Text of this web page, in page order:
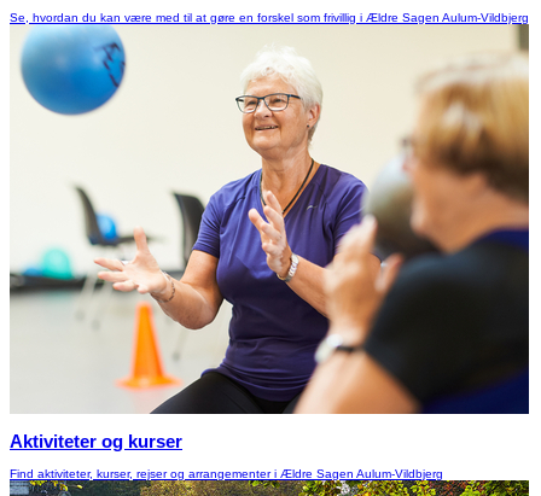
Se, hvordan du kan være med til at gøre en forskel som frivillig i Ældre Sagen Aulum-Vildbjerg
Aktiviteter og kurser
Find aktiviteter, kurser, rejser og arrangementer i Ældre Sagen Aulum-Vildbjerg